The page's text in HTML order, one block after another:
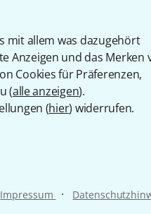
mit allem was dazugehört
Anzeigen und das Merken
Cookies für Präferenzen,
(alle anzeigen).
(hier) widerrufen.
Impressum ·